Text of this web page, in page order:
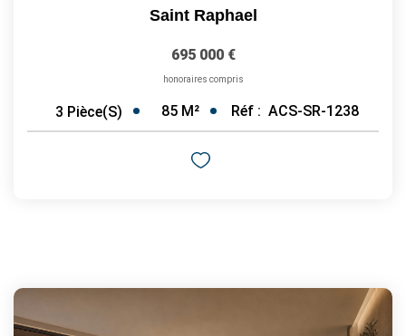
Saint Raphael
695 000 €
honoraires compris
3 Pièce(s) 85 M² Réf : ACS-SR-1238